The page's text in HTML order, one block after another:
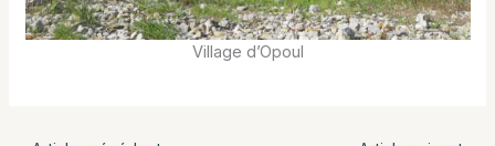
Village d’Opoul